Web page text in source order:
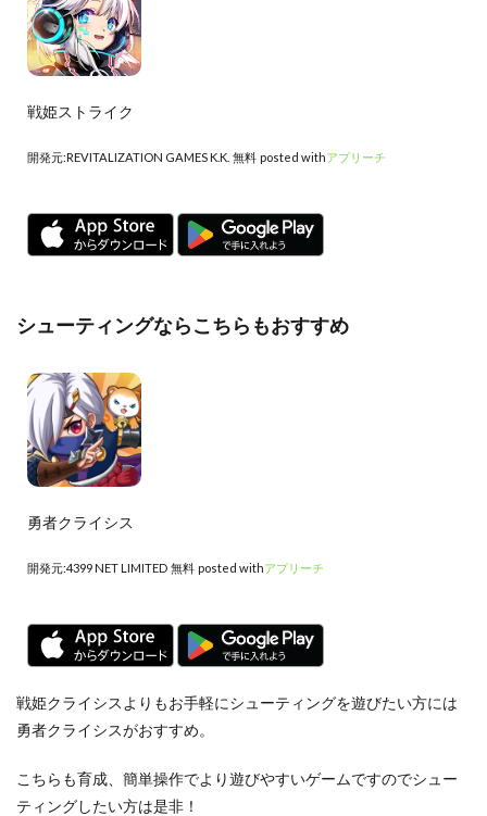
戦姫ストライク
開発元:REVITALIZATION GAMES K.K. 無料 posted withアプリーチ
シューティングならこちらもおすすめ
勇者クライシス
開発元:4399 NET LIMITED 無料 posted withアプリーチ
戦姫クライシスよりもお手軽にシューティングを遊びたい方には
勇者クライシスがおすすめ。
こちらも育成、簡単操作でより遊びやすいゲームですのでシュー
ティングしたい方は是非！